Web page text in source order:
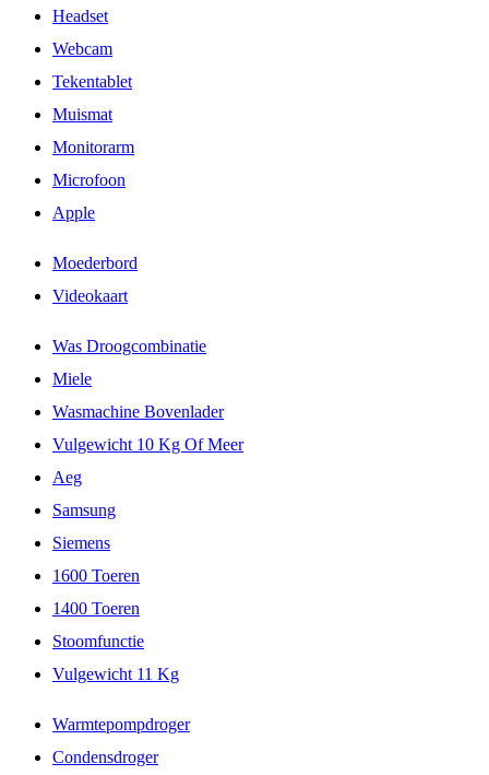
Headset
Webcam
Tekentablet
Muismat
Monitorarm
Microfoon
Apple
Moederbord
Videokaart
Was Droogcombinatie
Miele
Wasmachine Bovenlader
Vulgewicht 10 Kg Of Meer
Aeg
Samsung
Siemens
1600 Toeren
1400 Toeren
Stoomfunctie
Vulgewicht 11 Kg
Warmtepompdroger
Condensdroger